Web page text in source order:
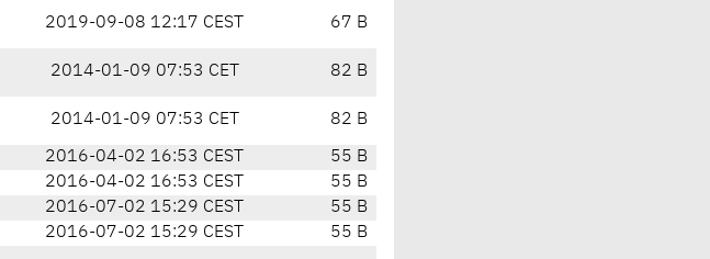
2019-09-08 12:17 CEST 67 B
2014-01-09 07:53 CET 82 B
2014-01-09 07:53 CET 82 B
2016-04-02 16:53 CEST
55 B
2016-04-02 16:53 CEST
55 B
2016-07-02 15:29 CEST
55 B
2016-07-02 15:29 CEST
55 B